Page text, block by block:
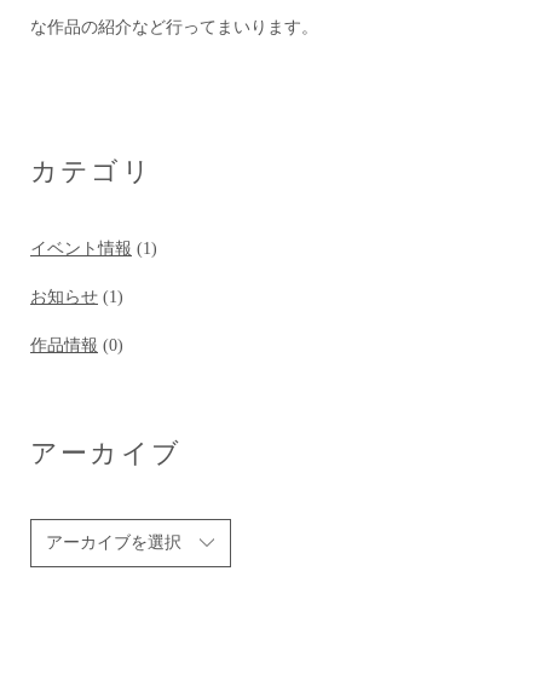
な作品の紹介など行ってまいります。
カテゴリ
イベント情報 (1)
お知らせ (1)
作品情報 (0)
アーカイブ